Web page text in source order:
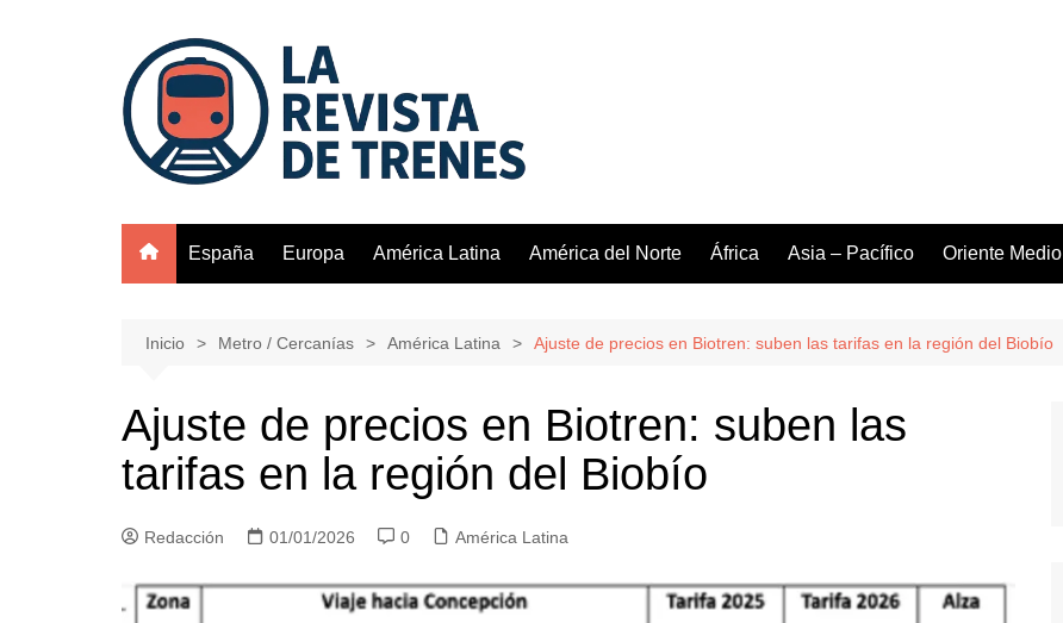
España Europa América Latina América del Norte África Asia – Pacífico Oriente Medio
Inicio Metro / Cercanías América Latina Ajuste de precios en Biotren: suben las tarifas en la región del Biobío
Ajuste de precios en Biotren: suben las
tarifas en la región del Biobío
Redacción 01/01/2026 0 América Latina